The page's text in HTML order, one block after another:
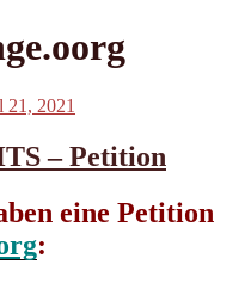
21, 2021
– Petition
eine Petition
: